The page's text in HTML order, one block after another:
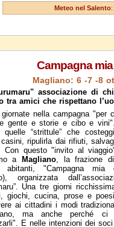
Meteo nel Salento:
Campagna
Magliano: 6 -7 -8
associazione di
tra amici che rispettano
giornate nella campagna "per
e gente e storie e cibo e
“strittule” che
ripulirla dai rifiuti,
Con questo "invito al
a
Magliano, la frazione
abitanti, "Campagna mia
organizzata
Una tre giorni
giochi, cucina, prose e
ai cittadini i modi
ma anche perché ci
E nelle intenzioni dei